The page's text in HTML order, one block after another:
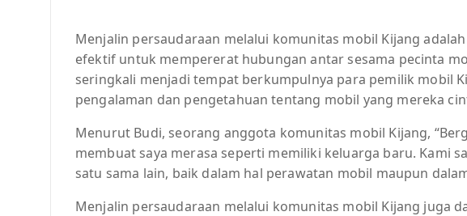
Menjalin persaudaraan melalui komunitas mobil Kijang
efektif untuk mempererat hubungan antar sesama pecinta
seringkali menjadi tempat berkumpulnya para pemilik mobil
pengalaman dan pengetahuan tentang mobil yang mereka
Menurut Budi, seorang anggota komunitas mobil Kijang,
membuat saya merasa seperti memiliki keluarga baru. Kami
satu sama lain, baik dalam hal perawatan mobil maupun
Menjalin persaudaraan melalui komunitas mobil Kijang juga